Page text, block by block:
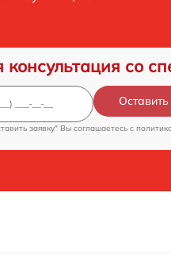
консультация со
заявку" Вы соглашаетесь c